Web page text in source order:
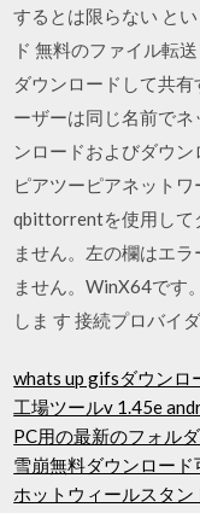
するとは限らない と
ド 無料のファイル転
ダウンロードして共
ーザーは同じ名前で
ンロードおよびダウン
ピアツーピアネット
qbittorrentを使用して
ません。左の欄はエ
ません。WinX64です
しま す 接続プロバイ
whats up gifsダウンロ
工場ツールv 1.45e
PC用の最新のフォル
雪崩無料ダウンロー
ホットウィールスタ